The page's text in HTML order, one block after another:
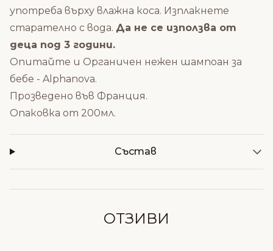
употреба върху влажна коса. Изплакнете
старателно с вода. Да не се използва от
деца под 3 години.
Опитайте и Органичен нежен шампоан за
бебе - Alphanova.
Прозведено във Франция.
Опаковка от 200мл.
Състав
ОТЗИВИ